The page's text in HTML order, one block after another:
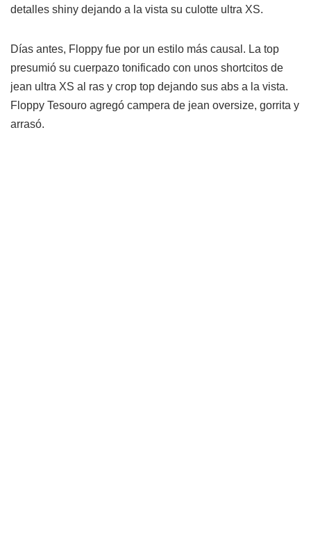
detalles shiny dejando a la vista su culotte ultra XS.
Días antes, Floppy fue por un estilo más causal. La top
presumió su cuerpazo tonificado con unos shortcitos de
jean ultra XS al ras y crop top dejando sus abs a la vista.
Floppy Tesouro agregó campera de jean oversize, gorrita y
arrasó.